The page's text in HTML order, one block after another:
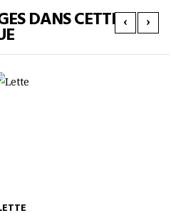
DANS CETTE ‹ ›